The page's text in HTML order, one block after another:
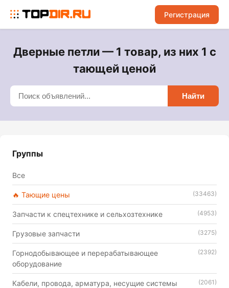
Регистрация
Дверные петли — 1 товар, из них 1 с
тающей ценой
Найти
Группы
Все
🔥 Тающие цены (33463)
Запчасти к спецтехнике и сельхозтехнике (4953)
Грузовые запчасти (3275)
Горнодобывающее и перерабатывающее
оборудование
(2392)
Кабели, провода, арматура, несущие системы (2061)